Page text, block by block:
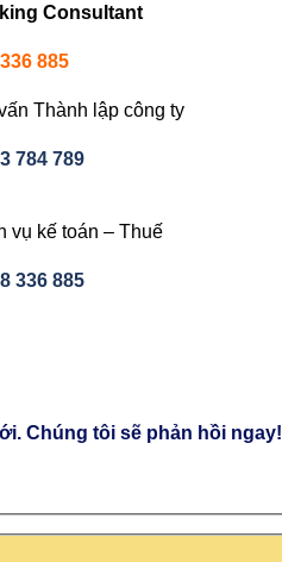
Consultant
885
Thành lập công ty
784 789
vụ kế toán – Thuế
336 885
Chúng tôi sẽ phản hồi ngay!